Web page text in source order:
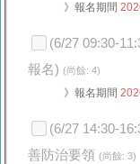
》報名期間
(6/27 09:30-
報名) (尚餘: 4)
》報名期間
(6/27 14:30-
善防治要領 (尚餘: 3)